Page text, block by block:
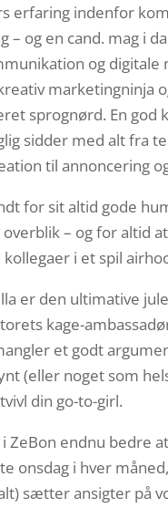
erfaring indenfor
– og en cand. mag i
og digitale
marketingninja
sprognørd. En god
sidder med alt fra
til annoncering
for sit altid gode
– og for altid
i et spil
er den ultimative
kage-
et godt
(eller noget som
din go-to-girl.
ZeBon endnu bedre
onsdag i hver
sætter ansigter på